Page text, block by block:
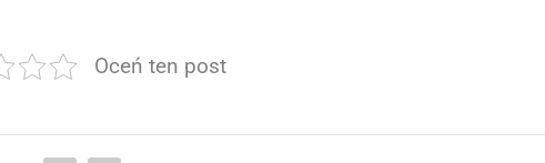
Oceń ten post